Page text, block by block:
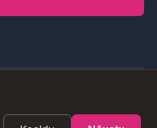
õigused kaitstud.